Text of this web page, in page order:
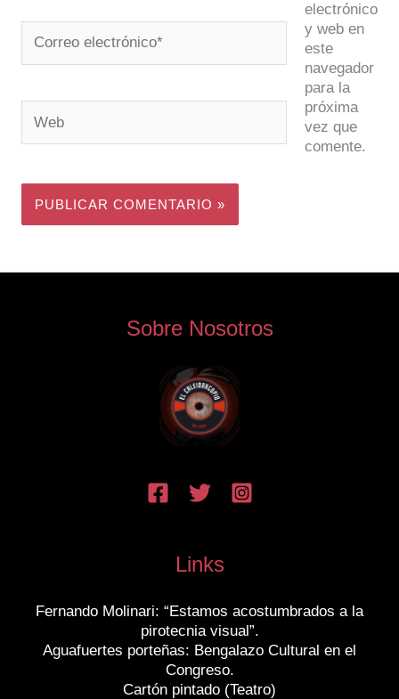
electrónico*
electrónico
y web en
este
navegador
para la
próxima
vez que
comente.
Sobre Nosotros
Links
Fernando Molinari: “Estamos acostumbrados a la
pirotecnia visual”.
Aguafuertes porteñas: Bengalazo Cultural en el
Congreso.
Cartón pintado (Teatro)